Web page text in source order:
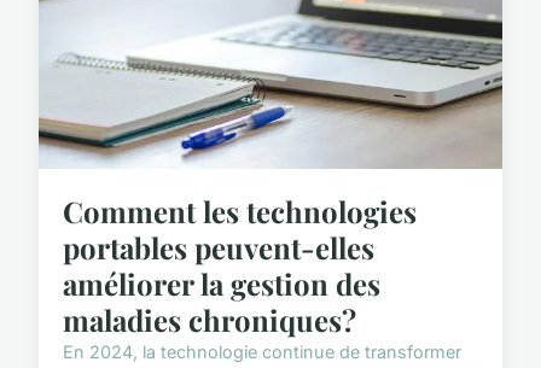
Comment les technologies
portables peuvent-elles
améliorer la gestion des
maladies chroniques?
En 2024, la technologie continue de transformer